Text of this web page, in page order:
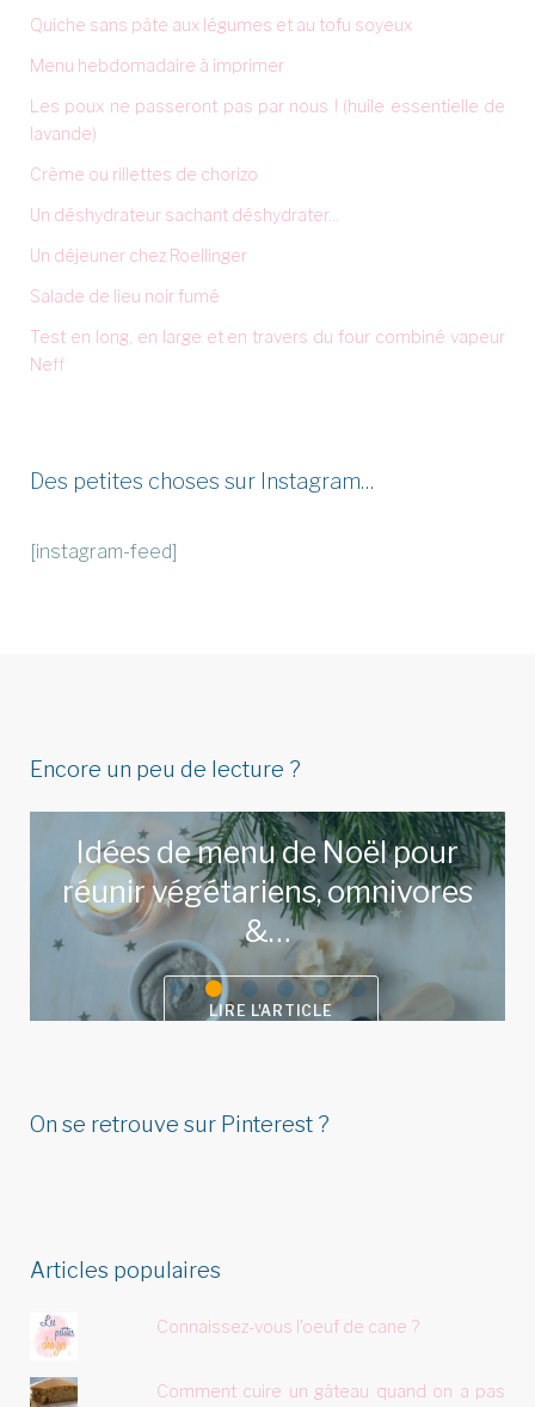
Quiche sans pâte aux légumes et au tofu soyeux
Menu hebdomadaire à imprimer
Les poux ne passeront pas par nous ! (huile essentielle de
lavande)
Crème ou rillettes de chorizo
Un déshydrateur sachant déshydrater...
Un déjeuner chez Roellinger
Salade de lieu noir fumé
Test en long, en large et en travers du four combiné vapeur
Neff
Des petites choses sur Instagram…
[instagram-feed]
Encore un peu de lecture ?
Idées de menu de Noël pour
réunir végétariens, omnivores
&…
LIRE L'ARTICLE
On se retrouve sur Pinterest ?
Articles populaires
Connaissez-vous l'oeuf de cane ?
Comment cuire un gâteau quand on a pas